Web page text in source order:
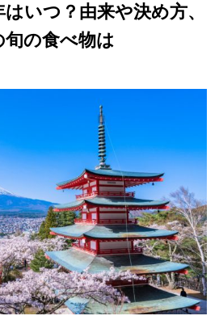
いつ？由来や決め方、
の食べ物は